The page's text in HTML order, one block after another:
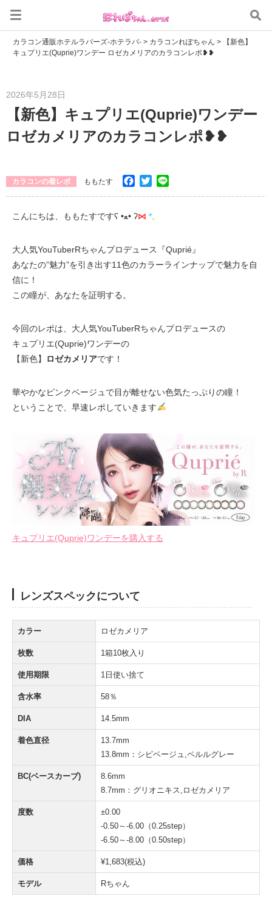
カラコン通販ホテルラバーズ-ホテラバ- > カラコンれぽちゃん >
【新色】
キュプリエ(Quprie)ワンデー ロゼカメリアのカラコンレポ❥❥
2026年5月28日
【新色】キュプリエ(Quprie)ワンデー
ロゼカメリアのカラコンレポ❥❥
カラコンの着レポ ももたす Facebook
Twitter
こんにちは、ももたすですʕ •ﻌ• ʔ⋈ *。
大人気YouTuberRちゃんプロデュース『Quprié』
あなたの”魅力”を引き出す11色のカラーラインナップで魅力を自
信に！
この瞳が、あなたを証明する。
今回のレポは、大人気YouTuberRちゃんプロデュースの
キュプリエ(Quprie)ワンデーの
【新色】
ロゼカメリアです！
華やかなピンクベージュで目が離せない色気たっぷりの瞳！
ということで、早速レポしていきます
キュプリエ(Quprie)ワンデーを購入する
レンズスペックについて
カラー ロゼカメリア
枚数 1箱10枚入り
使用期限 1日使い捨て
含水率 58％
DIA 14.5mm
着色直径
13.7mm
13.8mm：シピベージュ,ペルルグレー
BC(ベースカーブ)
8.6mm
8.7mm：グリオニキス,ロゼカメリア
度数
±0.00
-0.50～-6.00（0.25step）
-6.50～-8.00（0.50step）
価格 ¥1,683(税込)
モデル Rちゃん